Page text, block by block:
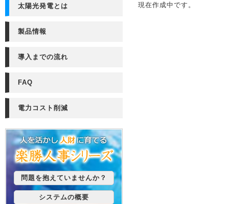
現在作成中です。
太陽光発電とは
製品情報
導入までの流れ
FAQ
電力コスト削減